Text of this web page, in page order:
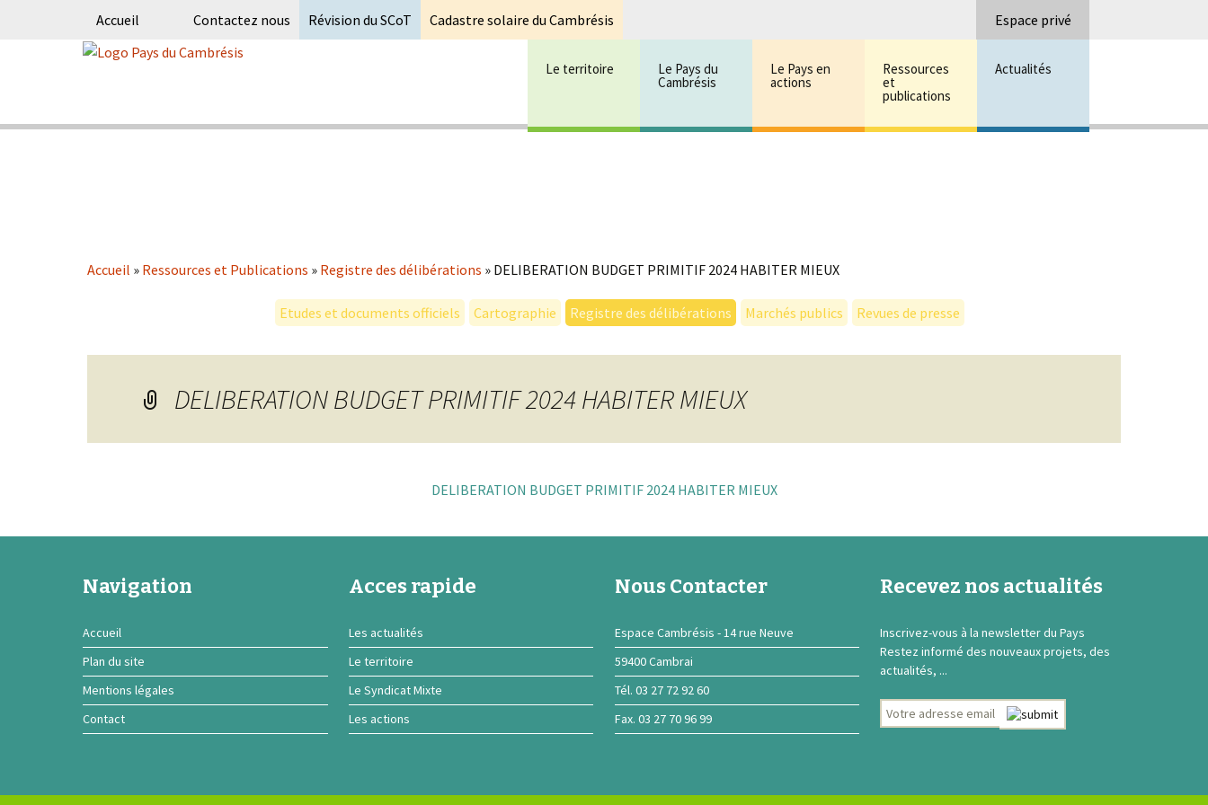
Accueil Contactez nous Révision du SCoT Cadastre solaire du Cambrésis Espace privé
Le territoire Le Pays du
Cambrésis
Le Pays en
actions
Ressources
et
publications
Actualités
Accueil » Ressources et Publications » Registre des délibérations » DELIBERATION BUDGET PRIMITIF 2024 HABITER MIEUX
Etudes et documents officiels Cartographie Registre des délibérations Marchés publics Revues de presse
DELIBERATION BUDGET PRIMITIF 2024 HABITER MIEUX
DELIBERATION BUDGET PRIMITIF 2024 HABITER MIEUX
Navigation
Accueil
Plan du site
Mentions légales
Contact
Acces rapide
Les actualités
Le territoire
Le Syndicat Mixte
Les actions
Nous Contacter
Espace Cambrésis - 14 rue Neuve
59400 Cambrai
Tél. 03 27 72 92 60
Fax. 03 27 70 96 99
Recevez nos actualités
Inscrivez-vous à la newsletter du Pays
Restez informé des nouveaux projets, des
actualités, ...